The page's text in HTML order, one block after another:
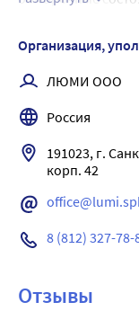
при
желтуха.
Лечение:
- промывание
Организация,
ЛЮМИ ООО
Россия
191023, г.
корп. 42
8 (812) 327-78-
Отзывы